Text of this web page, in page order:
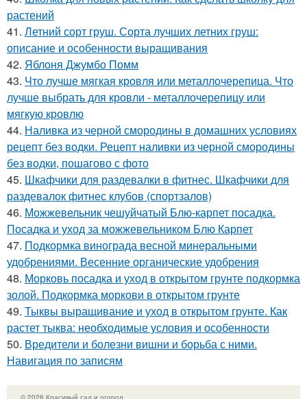
растений
41. Летний сорт груш. Сорта лучших летних груш:
описание и особенности выращивания
42. Яблоня Джумбо Помм
43. Что лучше мягкая кровля или металлочерепица. Что
лучше выбрать для кровли - металлочерепицу или
мягкую кровлю
44. Наливка из черной смородины в домашних условиях
рецепт без водки. Рецепт наливки из черной смородины
без водки, пошагово с фото
45. Шкафчики для раздевалки в фитнес. Шкафчики для
раздевалок фитнес клубов (спортзалов)
46. Можжевельник чешуйчатый Блю-карпет посадка.
Посадка и уход за можжевельником Блю Карпет
47. Подкормка винограда весной минеральными
удобрениями. Весенние органические удобрения
48. Морковь посадка и уход в открытом грунте подкормка
золой. Подкормка моркови в открытом грунте
49. Тыквы выращивание и уход в открытом грунте. Как
растет тыква: необходимые условия и особенности
50. Вредители и болезни вишни и борьба с ними.
Навигация по записям
© 2026 Красивый сад и огород